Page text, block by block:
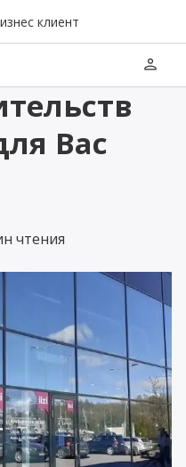
клиент
person
Вас
чтения